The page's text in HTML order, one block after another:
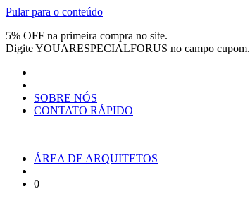
Pular para o conteúdo
5% OFF na primeira compra no site.
DigiteYOUARESPECIALFORUS no campo cupom.
SOBRE NÓS
CONTATO RÁPIDO
ÁREA DE ARQUITETOS
0